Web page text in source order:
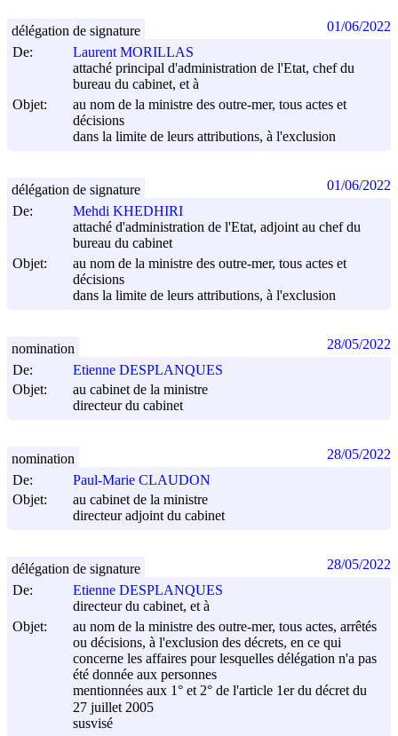
De:
Laurent MORILLAS
attaché principal d'administration de l'Etat, chef du
bureau du cabinet, et à
Objet:
au nom de la ministre des outre-mer, tous actes et
décisions
dans la limite de leurs attributions, à l'exclusion
délégation de signature 01/06/2022
De:
Mehdi KHEDHIRI
attaché d'administration de l'Etat, adjoint au chef du
bureau du cabinet
Objet:
au nom de la ministre des outre-mer, tous actes et
décisions
dans la limite de leurs attributions, à l'exclusion
délégation de signature 01/06/2022
De:
Etienne DESPLANQUES
Objet:
au cabinet de la ministre
directeur du cabinet
nomination 28/05/2022
De:
Paul-Marie CLAUDON
Objet:
au cabinet de la ministre
directeur adjoint du cabinet
nomination 28/05/2022
De:
Etienne DESPLANQUES
directeur du cabinet, et à
Objet:
au nom de la ministre des outre-mer, tous actes, arrêtés
ou décisions, à l'exclusion des décrets, en ce qui
concerne les affaires pour lesquelles délégation n'a pas
été donnée aux personnes
mentionnées aux 1° et 2° de l'article 1er du décret du
27 juillet 2005
susvisé
délégation de signature 28/05/2022